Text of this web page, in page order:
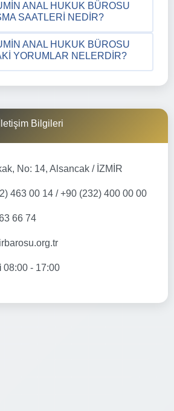
ANAL HUKUK BÜROSU
SAATLERI NEDIR?
ANAL HUKUK BÜROSU
YORUMLAR NELERDIR?
Bilgileri
No: 14, Alsancak / İZMİR
463 00 14 / +90 (232) 400 00 00
66 74
08:00 - 17:00